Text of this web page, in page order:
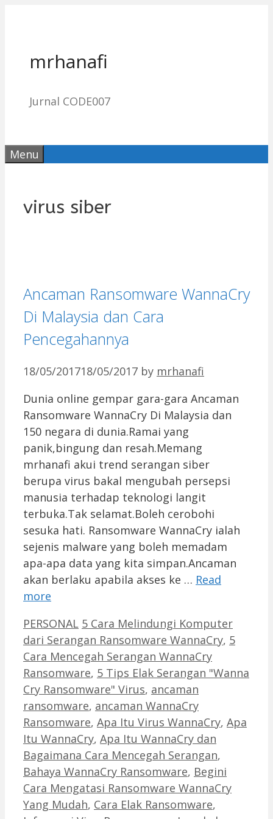
mrhanafi
Jurnal CODE007
Menu
virus siber
Ancaman Ransomware WannaCry
Di Malaysia dan Cara
Pencegahannya
18/05/201718/05/2017 by mrhanafi
Dunia online gempar gara-gara Ancaman
Ransomware WannaCry Di Malaysia dan
150 negara di dunia.Ramai yang
panik,bingung dan resah.Memang
mrhanafi akui trend serangan siber
berupa virus bakal mengubah persepsi
manusia terhadap teknologi langit
terbuka.Tak selamat.Boleh cerobohi
sesuka hati. Ransomware WannaCry ialah
sejenis malware yang boleh memadam
apa-apa data yang kita simpan.Ancaman
akan berlaku apabila akses ke … Read
more
Categories
PERSONAL Tags
5 Cara Melindungi Komputer
dari Serangan Ransomware WannaCry, 5
Cara Mencegah Serangan WannaCry
Ransomware, 5 Tips Elak Serangan "Wanna
Cry Ransomware" Virus, ancaman
ransomware, ancaman WannaCry
Ransomware, Apa Itu Virus WannaCry, Apa
Itu WannaCry, Apa Itu WannaCry dan
Bagaimana Cara Mencegah Serangan,
Bahaya WannaCry Ransomware, Begini
Cara Mengatasi Ransomware WannaCry
Yang Mudah, Cara Elak Ransomware,